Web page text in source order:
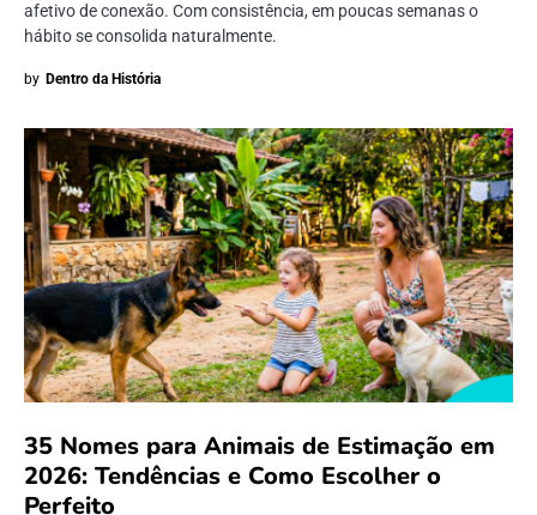
afetivo de conexão. Com consistência, em poucas semanas o
hábito se consolida naturalmente.
by Dentro da História
35 Nomes para Animais de Estimação em
2026: Tendências e Como Escolher o
Perfeito